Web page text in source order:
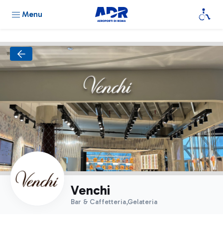
Menu
Venchi
Bar & Caffetteria,Gelateria